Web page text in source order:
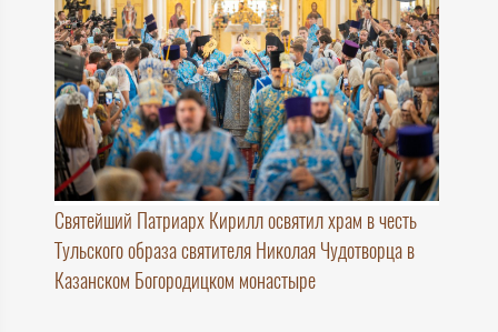
Святейший Патриарх Кирилл освятил храм в честь
Тульского образа святителя Николая Чудотворца в
Казанском Богородицком монастыре